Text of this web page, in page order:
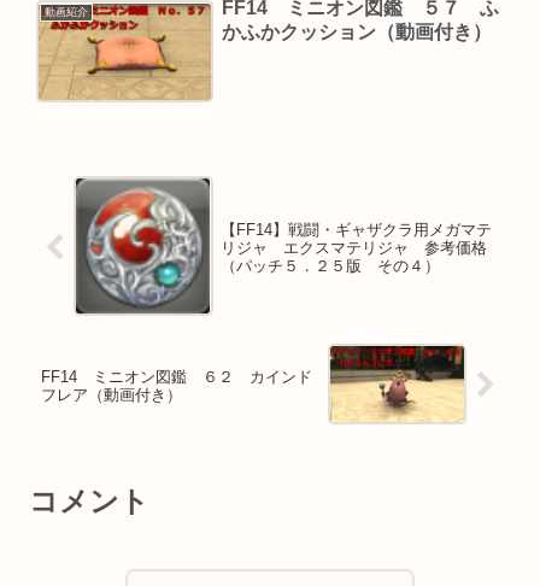
動画紹介
FF14 ミニオン図鑑 ５７ ふ
かふかクッション（動画付き）
【FF14】戦闘・ギャザクラ用メガマテ
リジャ エクスマテリジャ 参考価格
（パッチ５．２５版 その４）
FF14 ミニオン図鑑 ６２ カインド
フレア（動画付き）
コメント